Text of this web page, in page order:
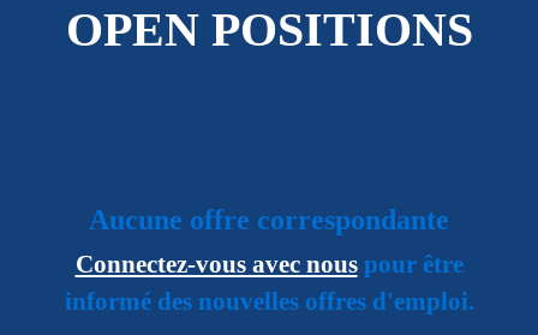
OPEN POSITIONS
Aucune offre correspondante
Connectez-vous avec nouspour être
informé des nouvelles offres d'emploi.